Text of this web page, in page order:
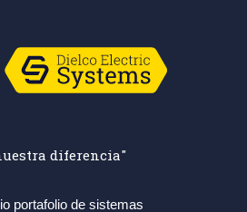
diferencia"
portafolio de sistemas